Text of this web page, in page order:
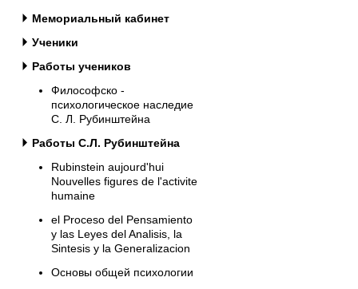
Мемориальный кабинет
Ученики
Работы учеников
Философско -
психологическое наследие
С. Л. Рубинштейна
Работы С.Л. Рубинштейна
Rubinstein aujourd'hui
Nouvelles figures de l'activite
humaine
el Proceso del Pensamiento
y las Leyes del Analisis, la
Sintesis y la Generalizacion
Основы общей психологии